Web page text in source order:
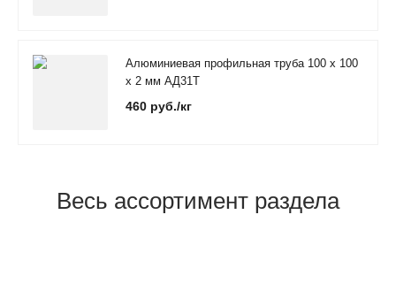
Алюминиевая профильная труба 100 х 100
х 2 мм АД31Т
460 руб./кг
Весь ассортимент раздела